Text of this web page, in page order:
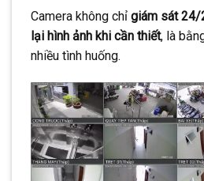
Camera không chỉ giám sát 24/
lại hình ảnh khi cần thiết, là
nhiều tình huống.